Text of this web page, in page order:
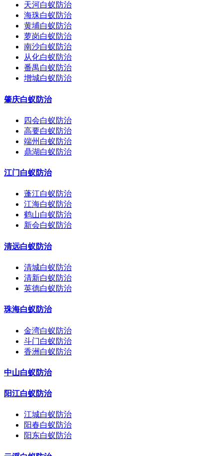
天河白蚁防治
海珠白蚁防治
黄埔白蚁防治
萝岗白蚁防治
南沙白蚁防治
从化白蚁防治
番禺白蚁防治
增城白蚁防治
肇庆白蚁防治
四会白蚁防治
高要白蚁防治
端州白蚁防治
鼎湖白蚁防治
江门白蚁防治
蓬江白蚁防治
江海白蚁防治
鹤山白蚁防治
新会白蚁防治
清远白蚁防治
清城白蚁防治
清新白蚁防治
英德白蚁防治
珠海白蚁防治
金湾白蚁防治
斗门白蚁防治
香洲白蚁防治
中山白蚁防治
阳江白蚁防治
江城白蚁防治
阳春白蚁防治
阳东白蚁防治